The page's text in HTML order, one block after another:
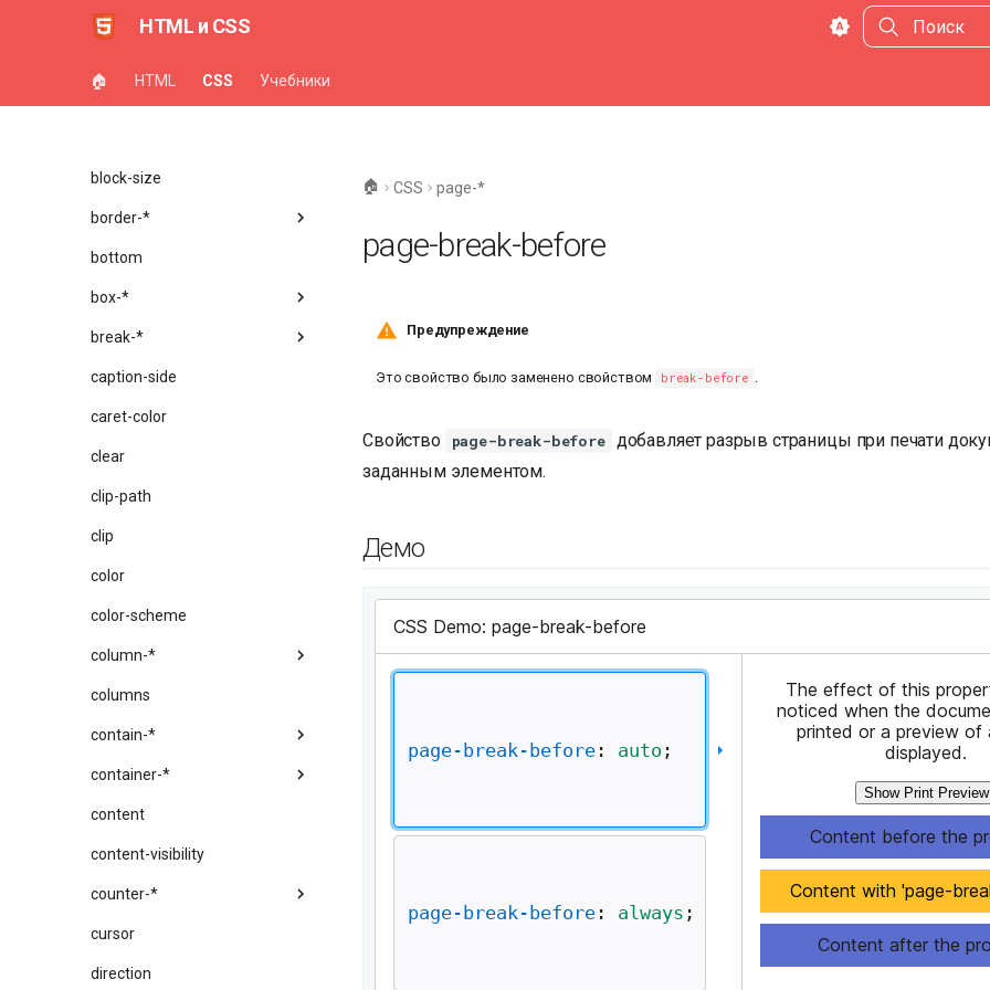
HTML и CSS
🏠 HTML CSS Учебники
aspect-ratio
block-size
border-*
bottom
box-*
break-*
caption-side
caret-color
clear
clip-path
clip
color
color-scheme
column-*
columns
contain-*
container-*
content
content-visibility
counter-*
cursor
direction
🏠 CSS page-*
page-break-before
Предупреждение
Это свойство было заменено свойством break-before .
Свойство page-break-before добавляет разрыв страницы при печати
заданным элементом.
Демо